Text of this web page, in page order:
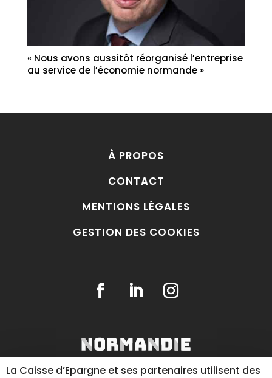
« Nous avons aussitôt réorganisé l’entreprise
au service de l’économie normande »
À PROPOS
CONTACT
MENTIONS LÉGALES
GESTION DES COOKIES
La Caisse d’Epargne et ses partenaires utilisent des